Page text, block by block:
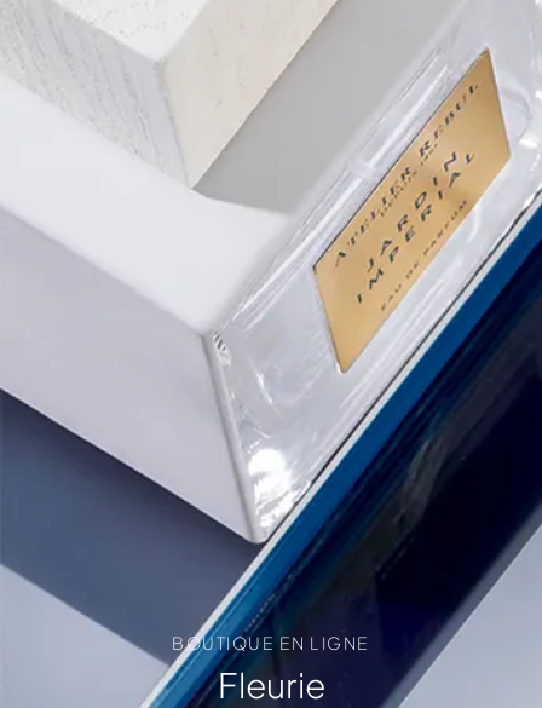
BOUTIQUE EN LIGNE
Fleurie